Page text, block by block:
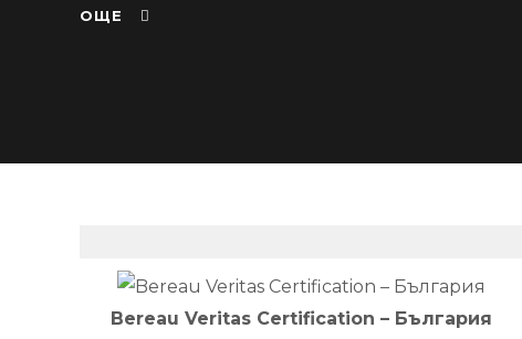
ОЩЕ
Bereau Veritas Certification – България